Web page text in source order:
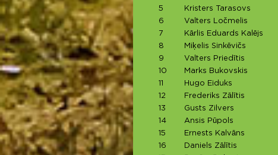
5
Kristers Tarasovs
6
Valters Ločmelis
7
Kārlis Eduards Kalējs
8
Miķelis Sinkēvičs
9
Valters Priedītis
10
Marks Bukovskis
11
Hugo Eiduks
12
Frederiks Zālītis
13
Gusts Zilvers
14
Ansis Pūpols
15
Ernests Kalvāns
16
Daniels Zālītis